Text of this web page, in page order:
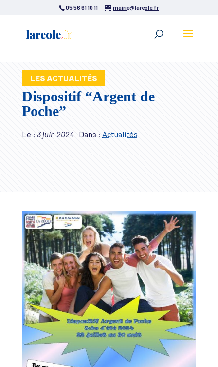
05 56 61 10 11 mairie@lareole.fr
LES ACTUALITÉS
Dispositif “Argent de
Poche”
Le : 3 juin 2024· Dans : Actualités